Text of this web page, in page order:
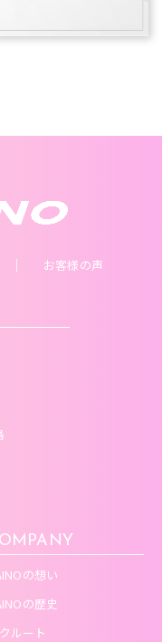
お客様の声
の想い
の歴史
ルート